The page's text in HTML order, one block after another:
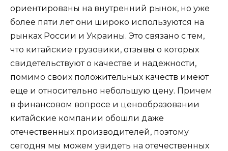
ориентированы на внутренний рынок, но уже
более пяти лет они широко используются на
рынках России и Украины. Это связано с тем,
что китайские грузовики, отзывы о которых
свидетельствуют о качестве и надежности,
помимо своих положительных качеств имеют
еще и относительно небольшую цену. Причем
в финансовом вопросе и ценообразовании
китайские компании обошли даже
отечественных производителей, поэтому
сегодня мы можем увидеть на отечественных